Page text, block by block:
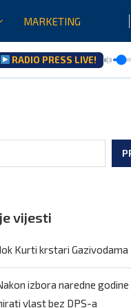
MARKETING
RADIO PRESS LIVE!
vijesti
Kurti krstari Gazivodama
izbora naredne
vlast bez DPS-a